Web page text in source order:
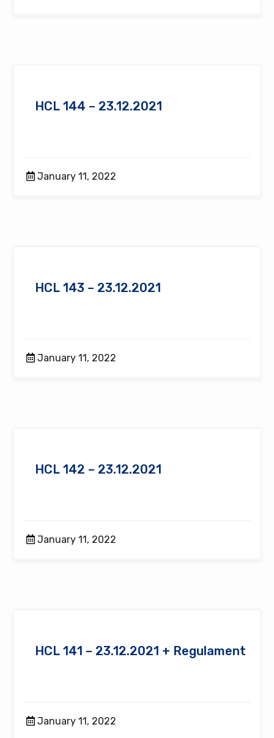
HCL 144 – 23.12.2021
January 11, 2022
HCL 143 – 23.12.2021
January 11, 2022
HCL 142 – 23.12.2021
January 11, 2022
HCL 141 – 23.12.2021 + Regulament
January 11, 2022